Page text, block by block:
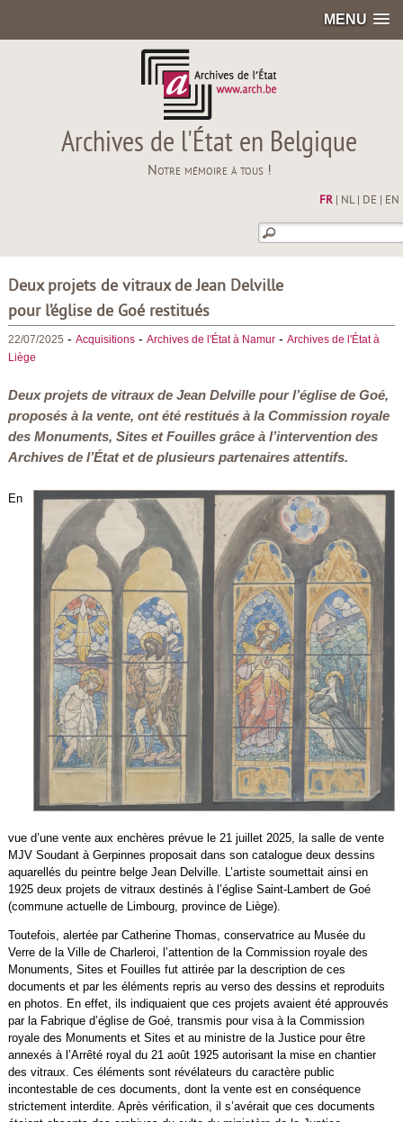
MENU
Archives de l'État en Belgique
Notre mémoire à tous !
FR| NL| DE EN
Deux projets de vitraux de Jean Delville
pour l’église de Goé restitués
22/07/2025 - Acquisitions- Archives de l'État à Namur- Archives de l'État à
Liège
Deux projets de vitraux de Jean Delville pour l’église de Goé,
proposés à la vente, ont été restitués à la Commission royale
des Monuments, Sites et Fouilles grâce à l’intervention des
Archives de l’État et de plusieurs partenaires attentifs.
En
vue d’une vente aux enchères prévue le 21 juillet 2025, la salle de vente
MJV Soudant à Gerpinnes proposait dans son catalogue deux dessins
aquarellés du peintre belge Jean Delville. L’artiste soumettait ainsi en
1925 deux projets de vitraux destinés à l’église Saint-Lambert de Goé
(commune actuelle de Limbourg, province de Liège).
Toutefois, alertée par Catherine Thomas, conservatrice au Musée du
Verre de la Ville de Charleroi, l’attention de la Commission royale des
Monuments, Sites et Fouilles fut attirée par la description de ces
documents et par les éléments repris au verso des dessins et reproduits
en photos. En effet, ils indiquaient que ces projets avaient été approuvés
par la Fabrique d’église de Goé, transmis pour visa à la Commission
royale des Monuments et Sites et au ministre de la Justice pour être
annexés à l’Arrêté royal du 21 août 1925 autorisant la mise en chantier
des vitraux. Ces éléments sont révélateurs du caractère public
incontestable de ces documents, dont la vente est en conséquence
strictement interdite. Après vérification, il s’avérait que ces documents